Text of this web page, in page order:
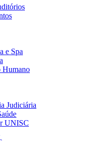
e Spa
Humano
Judiciária
UNISC